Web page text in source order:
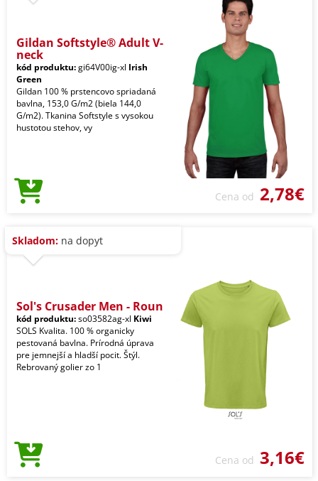
Gildan Softstyle® Adult V-
neck
kód produktu:gi64V00ig-xl Irish
Green
Gildan 100 % prstencovo spriadaná
bavlna, 153,0 G/m2 (biela 144,0
G/m2). Tkanina Softstyle s vysokou
hustotou stehov, vy
Cena od 2,78€
Skladom: na dopyt
Sol's Crusader Men - Roun
kód produktu:so03582ag-xl Kiwi
SOLS Kvalita. 100 % organicky
pestovaná bavlna. Prírodná úprava
pre jemnejší a hladší pocit. Štýl.
Rebrovaný golier zo 1
Cena od 3,16€